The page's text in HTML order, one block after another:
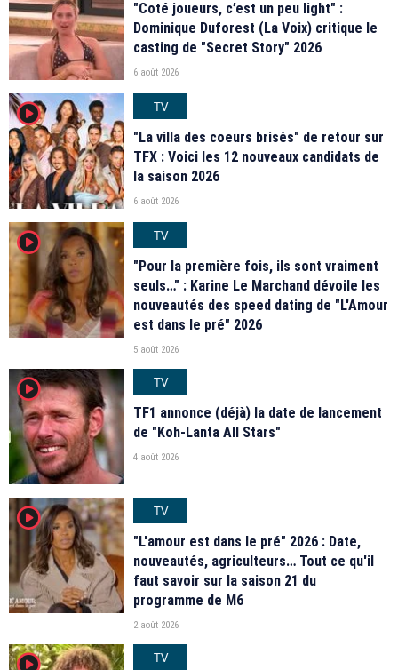
"Coté joueurs, c’est un peu light" :
Dominique Duforest (La Voix) critique le
casting de "Secret Story" 2026
6 août 2026
player2
TV
"La villa des coeurs brisés" de retour sur
TFX : Voici les 12 nouveaux candidats de
la saison 2026
6 août 2026
player2
TV
"Pour la première fois, ils sont vraiment
seuls…" : Karine Le Marchand dévoile les
nouveautés des speed dating de "L'Amour
est dans le pré" 2026
5 août 2026
player2
TV
TF1 annonce (déjà) la date de lancement
de "Koh-Lanta All Stars"
4 août 2026
player2
TV
"L'amour est dans le pré" 2026 : Date,
nouveautés, agriculteurs… Tout ce qu'il
faut savoir sur la saison 21 du
programme de M6
2 août 2026
player2
TV